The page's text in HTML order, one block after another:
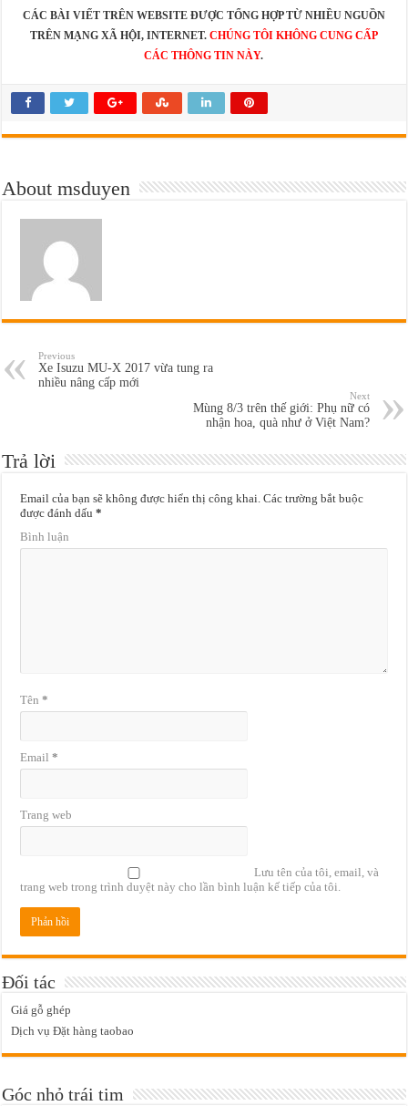
CÁC BÀI VIẾT TRÊN WEBSITE ĐƯỢC TỔNG HỢP TỪ NHIỀU NGUỒN
TRÊN MẠNG XÃ HỘI, INTERNET. CHÚNG TÔI KHÔNG CUNG CẤP
CÁC THÔNG TIN NÀY.
About msduyen
Previous
Xe Isuzu MU-X 2017 vừa tung ra
nhiều nâng cấp mới
Next
Mùng 8/3 trên thế giới: Phụ nữ có
nhận hoa, quà như ở Việt Nam?
Trả lời
Email của bạn sẽ không được hiển thị công khai. Các trường bắt buộc
được đánh dấu*
Bình luận
Tên*
Email*
Trang web
Lưu tên của tôi, email, và
trang web trong trình duyệt này cho lần bình luận kế tiếp của tôi.
Đối tác
Giá gỗ ghép
Dịch vụ Đặt hàng taobao
Góc nhỏ trái tim